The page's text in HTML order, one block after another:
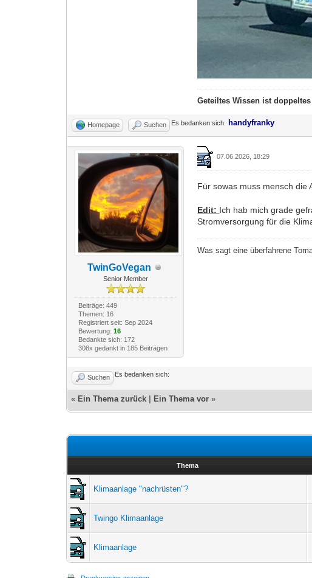
Geteiltes Wissen ist
Homepage Suchen Es bedanken sich: handyfranky
TwinGoVegan
Senior Member
Beiträge: 449
Themen: 16
Registriert seit: Sep 2024
Bewertung: 16
Bedankte sich: 172
308x gedankt in 185 Beiträgen
07.06.2026, 18:29
Für sowas muss mensch die
Edit: Ich hab mich grade
Stromversorgung für die
Was sagt eine überfahrene
Suchen Es bedanken sich:
« Ein Thema zurück Ein Thema vor »
Thema
Klimaanlage "nachrüsten"?
Twingo Klimaanlage
Klimaanlage